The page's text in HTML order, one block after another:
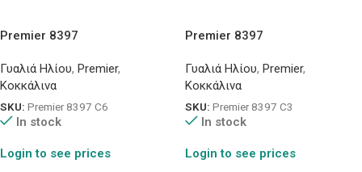
Premier 8397
Γυαλιά Ηλίου, Premier,
Κοκκάλινα
SKU: Premier 8397 C6
In stock
Login to see prices
Premier 8397
Γυαλιά Ηλίου, Premier,
Κοκκάλινα
SKU: Premier 8397 C3
In stock
Login to see prices